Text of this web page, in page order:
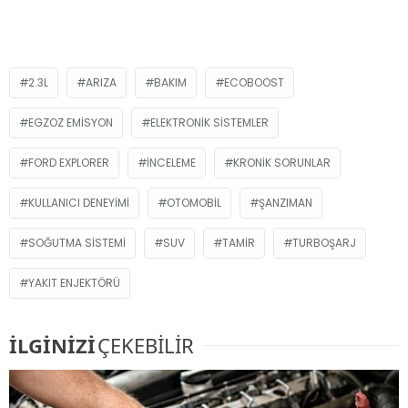
2.3L ARIZA BAKIM ECOBOOST
EGZOZ EMISYON ELEKTRONIK SISTEMLER
FORD EXPLORER INCELEME KRONIK SORUNLAR
KULLANICI DENEYIMI OTOMOBIL ŞANZIMAN
SOĞUTMA SISTEMI SUV TAMIR TURBOŞARJ
YAKIT ENJEKTÖRÜ
İLGİNİZİÇEKEBİLİR